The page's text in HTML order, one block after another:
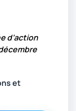
d’action
et